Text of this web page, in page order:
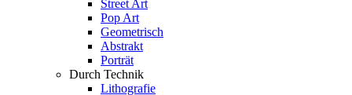
Street Art
Pop Art
Geometrisch
Abstrakt
Porträt
Durch Technik
Lithografie